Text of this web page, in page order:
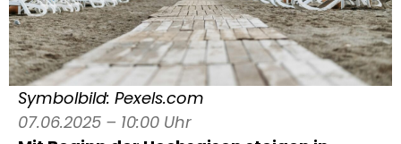
Symbolbild: Pexels.com
07.06.2025 – 10:00 Uhr